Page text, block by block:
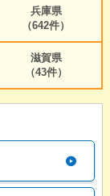
兵庫県
（642件）
滋賀県
（43件）